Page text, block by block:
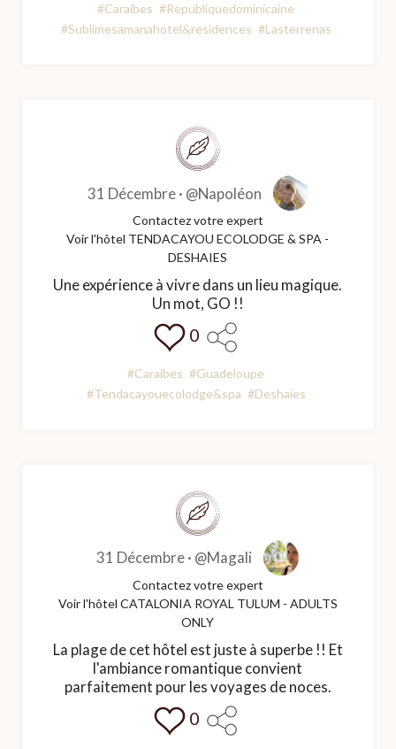
#Caraibes #Republiquedominicaine
#Sublimesamanahotel&residences #Lasterrenas
31 Décembre · @Napoléon
Contactez votre expert
Voir l'hôtel TENDACAYOU ECOLODGE & SPA -
DESHAIES
Une expérience à vivre dans un lieu magique.
Un mot, GO !!
0
#Caraibes #Guadeloupe
#Tendacayouecolodge&spa #Deshaies
31 Décembre · @Magali
Contactez votre expert
Voir l'hôtel CATALONIA ROYAL TULUM - ADULTS
ONLY
La plage de cet hôtel est juste à superbe !! Et
l'ambiance romantique convient
parfaitement pour les voyages de noces.
0